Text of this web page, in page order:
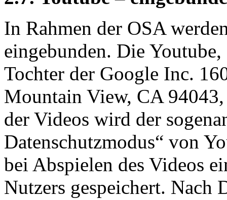
In Rahmen der OSA
eingebunden. Die
Tochter der Google Inc.
Mountain View, CA
der Videos wird der
Datenschutzmodus“ von
bei Abspielen des Videos
Nutzers gespeichert. Nach